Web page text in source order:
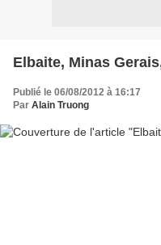
Elbaite, Minas
Publié le 06/08/2012 à 16:17
Par Alain Truong